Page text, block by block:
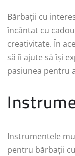
Bărbații cu
încântat cu
creativitate. În
să îi ajute să își
pasiunea pentru
Instrumentele
pentru bărbații